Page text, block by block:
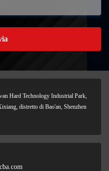
Hard Technology Industrial Park,
distretto di Bao'an, Shenzhen